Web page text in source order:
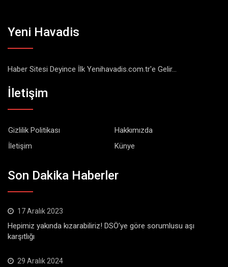
Yeni Havadis
Haber Sitesi Deyince İlk Yenihavadis.com.tr'e Gelir...
İletişim
Gizlilik Politikası
Hakkımızda
İletişim
Künye
Son Dakika Haberler
17 Aralık 2023
Hepimiz yakında kızarabiliriz! DSÖ’ye göre sorumlusu aşı
karşıtlığı
29 Aralık 2024